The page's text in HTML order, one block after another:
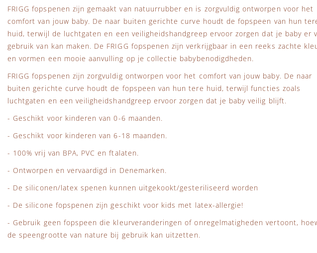
FRIGG fopspenen zijn gemaakt van natuurrubber en is zorgvuldig ontworpen voor het
comfort van jouw baby. De naar buiten gerichte curve houdt de fopspeen van hun
huid, terwijl de luchtgaten en een veiligheidshandgreep ervoor zorgen dat je baby er
gebruik van kan maken. De FRIGG fopspenen zijn verkrijgbaar in een reeks zachte
en vormen een mooie aanvulling op je collectie babybenodigdheden.
FRIGG fopspenen zijn zorgvuldig ontworpen voor het comfort van jouw baby. De naar
buiten gerichte curve houdt de fopspeen van hun tere huid, terwijl functies zoals
luchtgaten en een veiligheidshandgreep ervoor zorgen dat je baby veilig blijft.
- Geschikt voor kinderen van 0-6 maanden.
- Geschikt voor kinderen van 6-18 maanden.
- 100% vrij van BPA, PVC en ftalaten.
- Ontworpen en vervaardigd in Denemarken.
- De siliconen/latex spenen kunnen uitgekookt/gesteriliseerd worden
- De silicone fopspenen zijn geschikt voor kids met latex-allergie!
- Gebruik geen fopspeen die kleurveranderingen of onregelmatigheden vertoont,
de speengrootte van nature bij gebruik kan uitzetten.